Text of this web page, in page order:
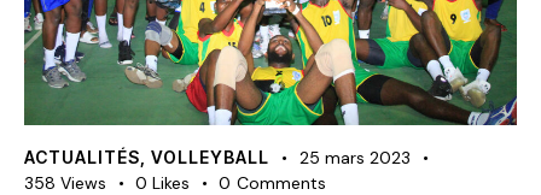
ACTUALITÉS VOLLEYBALL
25 mars 2023
358 Views 0 Likes 0 Comments